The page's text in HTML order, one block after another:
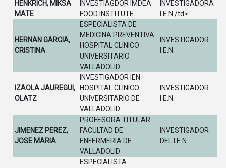
HENKRICH, MIKSA
MATE
INVESTIAGDOR IMDEA
FOOD INSTITUTE.
INVESTIGADORA
I.E.N./td>
HERNAN GARCIA,
CRISTINA
ESPECIALISTA DE
MEDICINA PREVENTIVA
HOSPITAL CLINICO
UNIVERSITARIO.
VALLADOLID
INVESTIGADOR
I.E.N.
IZAOLA JAUREGUI,
OLATZ
INVESTIGADOR IEN
HOSPITAL CLINICO
UNIVERSITARIO DE
VALLADOLID
INVESTIGADOR
I.E.N.
JIMENEZ PEREZ,
JOSE MARIA
PROFESORA TITULAR
FACULTAD DE
ENFERMERIA DE
VALLADOLID
INVESTIGADOR
DEL I.E.N.
ESPECIALISTA